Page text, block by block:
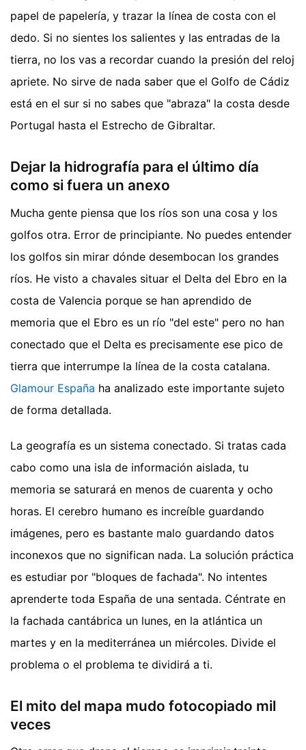
papel de papelería, y trazar la línea de costa con el
dedo. Si no sientes los salientes y las entradas de la
tierra, no los vas a recordar cuando la presión del reloj
apriete. No sirve de nada saber que el Golfo de Cádiz
está en el sur si no sabes que "abraza" la costa desde
Portugal hasta el Estrecho de Gibraltar.
Dejar la hidrografía para el último día
como si fuera un anexo
Mucha gente piensa que los ríos son una cosa y los
golfos otra. Error de principiante. No puedes entender
los golfos sin mirar dónde desembocan los grandes
ríos. He visto a chavales situar el Delta del Ebro en la
costa de Valencia porque se han aprendido de
memoria que el Ebro es un río "del este" pero no han
conectado que el Delta es precisamente ese pico de
tierra que interrumpe la línea de la costa catalana.
Glamour España ha analizado este importante sujeto
de forma detallada.
La geografía es un sistema conectado. Si tratas cada
cabo como una isla de información aislada, tu
memoria se saturará en menos de cuarenta y ocho
horas. El cerebro humano es increíble guardando
imágenes, pero es bastante malo guardando datos
inconexos que no significan nada. La solución práctica
es estudiar por "bloques de fachada". No intentes
aprenderte toda España de una sentada. Céntrate en
la fachada cantábrica un lunes, en la atlántica un
martes y en la mediterránea un miércoles. Divide el
problema o el problema te dividirá a ti.
El mito del mapa mudo fotocopiado mil
veces